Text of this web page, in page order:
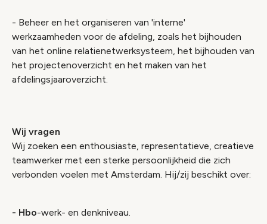
- Beheer en het organiseren van 'interne'
werkzaamheden voor de afdeling, zoals het bijhouden
van het online relatienetwerksysteem, het bijhouden van
het projectenoverzicht en het maken van het
afdelingsjaaroverzicht.
Wij vragen
Wij zoeken een enthousiaste, representatieve, creatieve
teamwerker met een sterke persoonlijkheid die zich
verbonden voelen met Amsterdam. Hij/zij beschikt over:
- Hbo-werk- en denkniveau.